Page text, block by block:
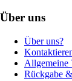
Über uns
Über uns?
Allgemeine
Rückgabe